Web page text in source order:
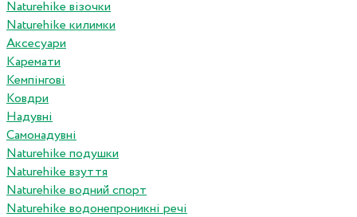
Naturehike візочки
Naturehike килимки
Аксесуари
Каремати
Кемпінгові
Ковдри
Надувні
Самонадувні
Naturehike подушки
Naturehike взуття
Naturehike водний спорт
Naturehike водонепроникні речі